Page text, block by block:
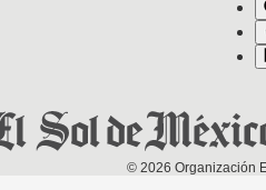
© 2026 Organización